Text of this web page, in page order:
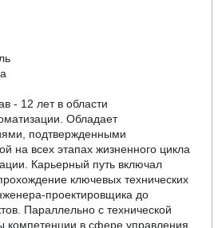
- 12 лет в области
Обладает
подтвержденными
на всех этапах жизненного цикла
Карьерный путь включал
ключевых технических
проектировщика до
Параллельно с технической
компетенции в сфере управления